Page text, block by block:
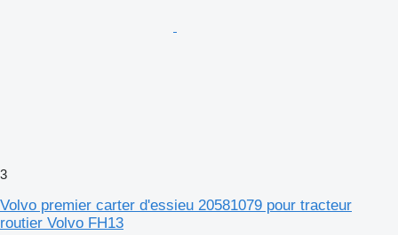
3
Volvo premier carter d'essieu 20581079 pour tracteur
routier Volvo FH13